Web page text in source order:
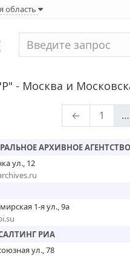
область
- Москва и
← 1 …
АРХИВНОЕ АГЕНТСТВО
ул., 12
1-я ул., 9а
РИА
ул., 78